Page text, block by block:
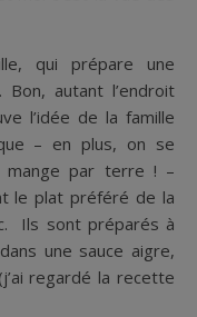
qui prépare une
autant l’endroit
l’idée de la famille
– en plus, on se
mange par terre ! –
le plat préféré de la
Ils sont préparés à
une sauce aigre,
regardé la recette